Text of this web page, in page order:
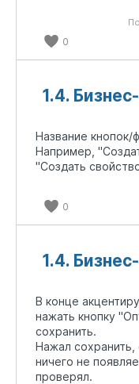
0
1.4.
Название кнопок/
Например,
"Создать
0
1.4.
В конце
нажать кнопку
сохранить.
Нажал сохранить,
ничего не
проверял.